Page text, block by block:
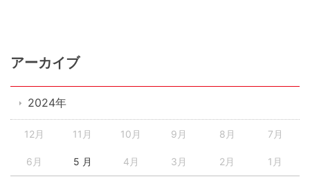
アーカイブ
2024年
12月 11月 10月 9月 8月 7月
6月 5 月 4月 3月 2月 1月